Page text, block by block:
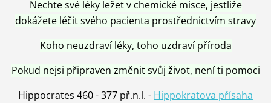
Nechte své léky ležet v chemické misce, jestliže
dokážete léčit svého pacienta prostřednictvím stravy
Koho neuzdraví léky, toho uzdraví příroda
Pokud nejsi připraven změnit svůj život, není ti pomoci
Hippocrates 460 - 377 př.n.l. - Hippokratova přísaha